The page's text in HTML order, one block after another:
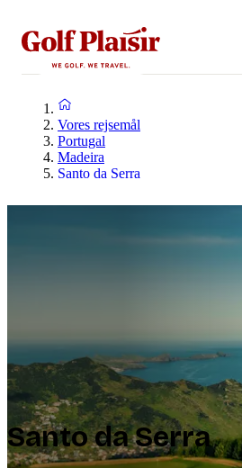
Vores rejsemål
Portugal
Madeira
Santo da Serra
Santo da Serra